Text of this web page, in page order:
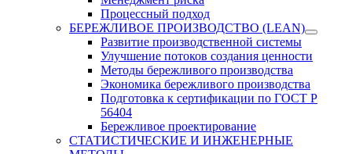
Процессный подход
БЕРЕЖЛИВОЕ ПРОИЗВОДСТВО (LEAN)
Развитие производственной системы
Улучшение потоков создания ценности
Методы бережливого производства
Экономика бережливого производства
Подготовка к сертификации по ГОСТ Р
56404
Бережливое проектирование
СТАТИСТИЧЕСКИЕ И ИНЖЕНЕРНЫЕ